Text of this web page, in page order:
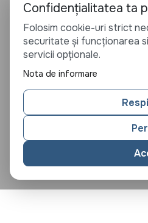
Confidențialitatea ta
Folosim cookie-uri strict
securitate și funcționarea
servicii opționale.
Nota de informare